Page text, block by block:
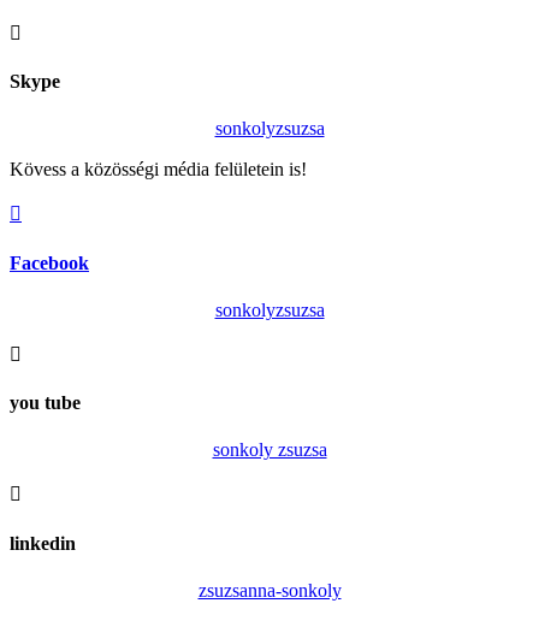

Skype
sonkolyzsuzsa
Kövess a közösségi média felületein is!

Facebook
sonkolyzsuzsa

you tube
sonkoly zsuzsa

linkedin
zsuzsanna-sonkoly